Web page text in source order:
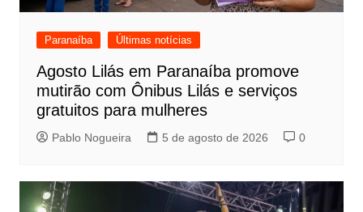
Paranaíba Últimas notícias
Agosto Lilás em Paranaíba promove
mutirão com Ônibus Lilás e serviços
gratuitos para mulheres
Pablo Nogueira 5 de agosto de 2026 0